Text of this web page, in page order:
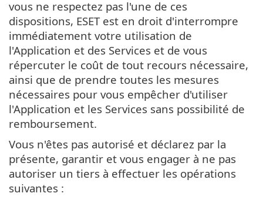
vous ne respectez pas l'une de ces
dispositions, ESET est en droit d'interrompre
immédiatement votre utilisation de
l'Application et des Services et de vous
répercuter le coût de tout recours nécessaire,
ainsi que de prendre toutes les mesures
nécessaires pour vous empêcher d'utiliser
l'Application et les Services sans possibilité de
remboursement.
Vous n'êtes pas autorisé et déclarez par la
présente, garantir et vous engager à ne pas
autoriser un tiers à effectuer les opérations
suivantes :